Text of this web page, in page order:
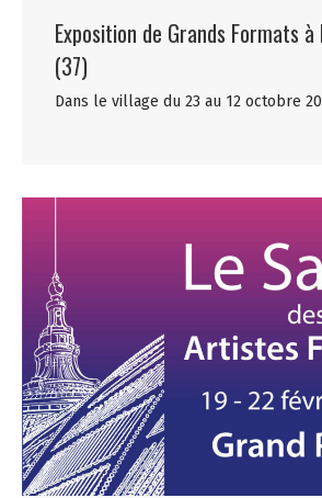
Exposition de Grands Formats à
(37)
Dans le village du 23 au 12 octobre